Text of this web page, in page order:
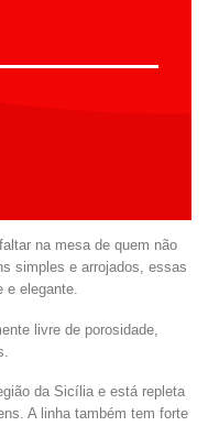
na mesa de quem não
simples e arrojados, essas
e elegante.
livre de porosidade,
da Sicília e está repleta
A linha também tem forte